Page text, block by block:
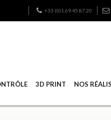
+33 (0)1.69.45.87.20
3D PRINT NOS